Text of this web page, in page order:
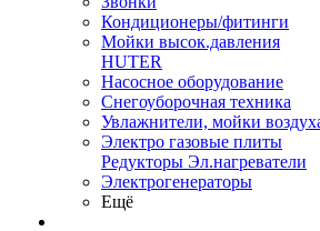
Кондиционеры/фитинги
Мойки высок.давления
HUTER
Насосное оборудование
Снегоуборочная техника
Увлажнители, мойки
Электро газовые плиты
Редукторы Эл.нагреватели
Электрогенераторы
Ещё